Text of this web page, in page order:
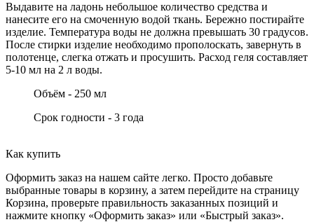
Выдавите на ладонь небольшое количество средства и
нанесите его на смоченную водой ткань. Бережно постирайте
изделие. Температура воды не должна превышать 30 градусов.
После стирки изделие необходимо прополоскать, завернуть в
полотенце, слегка отжать и просушить. Расход геля составляет
5-10 мл на 2 л воды.
Объём - 250 мл
Срок годности - 3 года
Как купить
Оформить заказ на нашем сайте легко. Просто добавьте
выбранные товары в корзину, а затем перейдите на страницу
Корзина, проверьте правильность заказанных позиций и
нажмите кнопку «Оформить заказ» или «Быстрый заказ».